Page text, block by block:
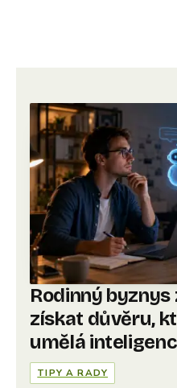
Rodinný byznys
získat důvěru,
umělá
TIPY A RADY